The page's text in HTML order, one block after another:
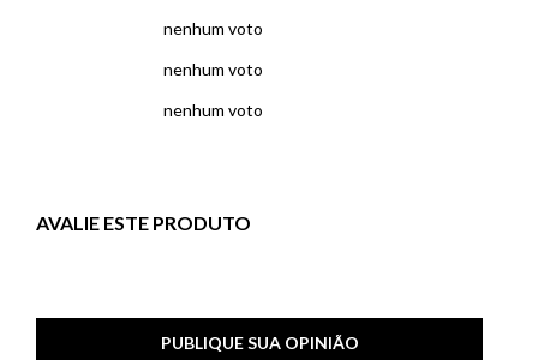
nenhum voto
nenhum voto
nenhum voto
AVALIE ESTE PRODUTO
PUBLIQUE SUA OPINIÃO